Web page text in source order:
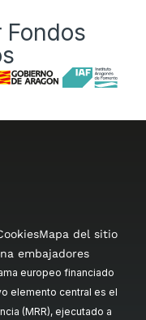
Mapa del sitio
embajadores
europeo financiado
elemento central es el
(MRR), ejecutado a